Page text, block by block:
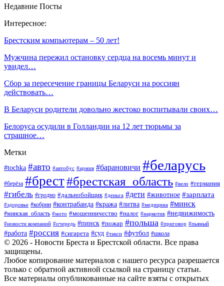
Недавние Посты
Интересное:
Брестским компьютерам – 50 лет!
Мужчина пережил остановку сердца на восемь минут и
увидел…
Сбор за пересечение границы Беларуси на россиян
действовать…
В Беларуси родители довольно жестоко воспитывали своих…
Белоруса осудили в Голландии на 12 лет тюрьмы за
страшное…
Метки
#tochka #авто #автобус #армия #барановичи #беларусь
#берёза #брест#брестская_область #вело #германия
#гибель #гродно #дальнобойщик #деньга #дети #животное #зарплата
#здоровье #кобрин #контрабанда #кража #литва #медицина #минск
#минская_область #мото #мошенничество #налог #наркотик #недвижимость
#новости компаний #очередь #пинск #пожар #польша #приговор #пьяный
#работа #россия #сигарета #суд #такси #футбол #школа
© 2026 - Новости Бреста и Брестской области. Все права
защищены.
Любое копирование материалов с нашего ресурса разрешается
только с обратной активной ссылкой на страницу статьи.
Все материалы опубликованные на сайте взяты с открытых